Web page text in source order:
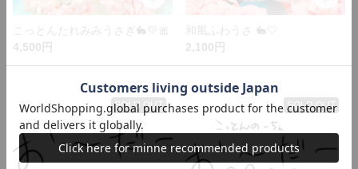
こっとんたれみみうさぎ🐇💛🎀
4,500円
和風ふわうさ 🐇‎🤍
2,100円
SOLD OUT SOLD OUT